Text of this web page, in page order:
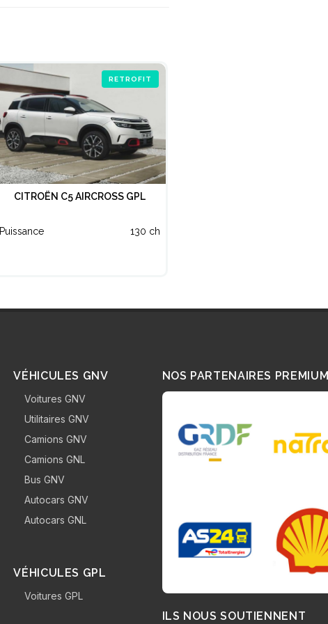
RETROFIT
CITROËN C5 AIRCROSS GPL
Puissance 130 ch
VÉHICULES GNV
Voitures GNV
Utilitaires GNV
Camions GNV
Camions GNL
Bus GNV
Autocars GNV
Autocars GNL
VÉHICULES GPL
Voitures GPL
NOS PARTENAIRES PREMIUM
ILS NOUS SOUTIENNENT